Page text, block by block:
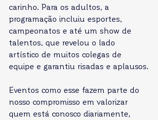
carinho. Para os adultos, a
programação incluiu esportes,
campeonatos e até um show de
talentos, que revelou o lado
artístico de muitos colegas de
equipe e garantiu risadas e aplausos.
Eventos como esse fazem parte do
nosso compromisso em valorizar
quem está conosco diariamente,